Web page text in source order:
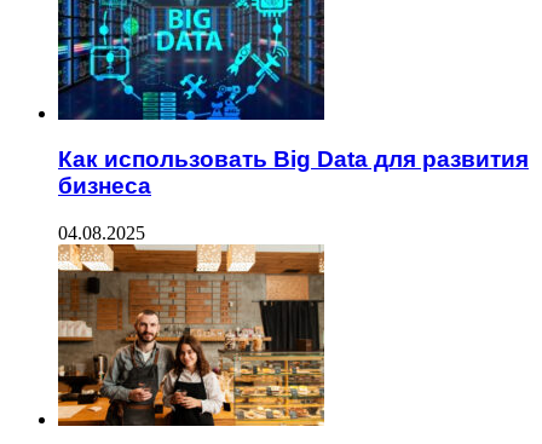
Как использовать Big Data для развития
бизнеса
04.08.2025